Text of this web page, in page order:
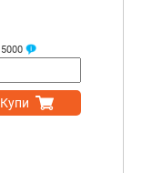
5000
Купи